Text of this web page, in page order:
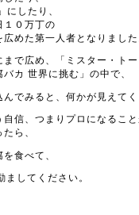
にしたり、
１０万丁の
めた第一人者となりました
で広め、「ミスター・トー
カ 世界に挑む」の中で、
でみると、何かが見えてく
信、つまりプロになるこ
ら、
食べて、
してください。